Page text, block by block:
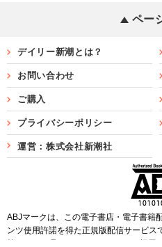
ペー
デイリー新潮とは？
お問い合わせ
ご購入
プライバシーポリシー
運営：株式会社新潮社
ABJマークは、この電子書店・電子書籍
ンツ使用許諾を得た正規版配信サービ